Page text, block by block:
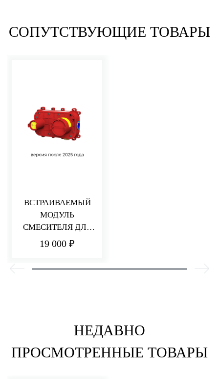
СОПУТСТВУЮЩИЕ ТОВАРЫ
ВСТРАИВАЕМЫЙ
МОДУЛЬ
СМЕСИТЕЛЯ ДЛЯ
РАКОВИНЫ/ДУША
19 000 ₽
НЕДАВНО
ПРОСМОТРЕННЫЕ ТОВАРЫ